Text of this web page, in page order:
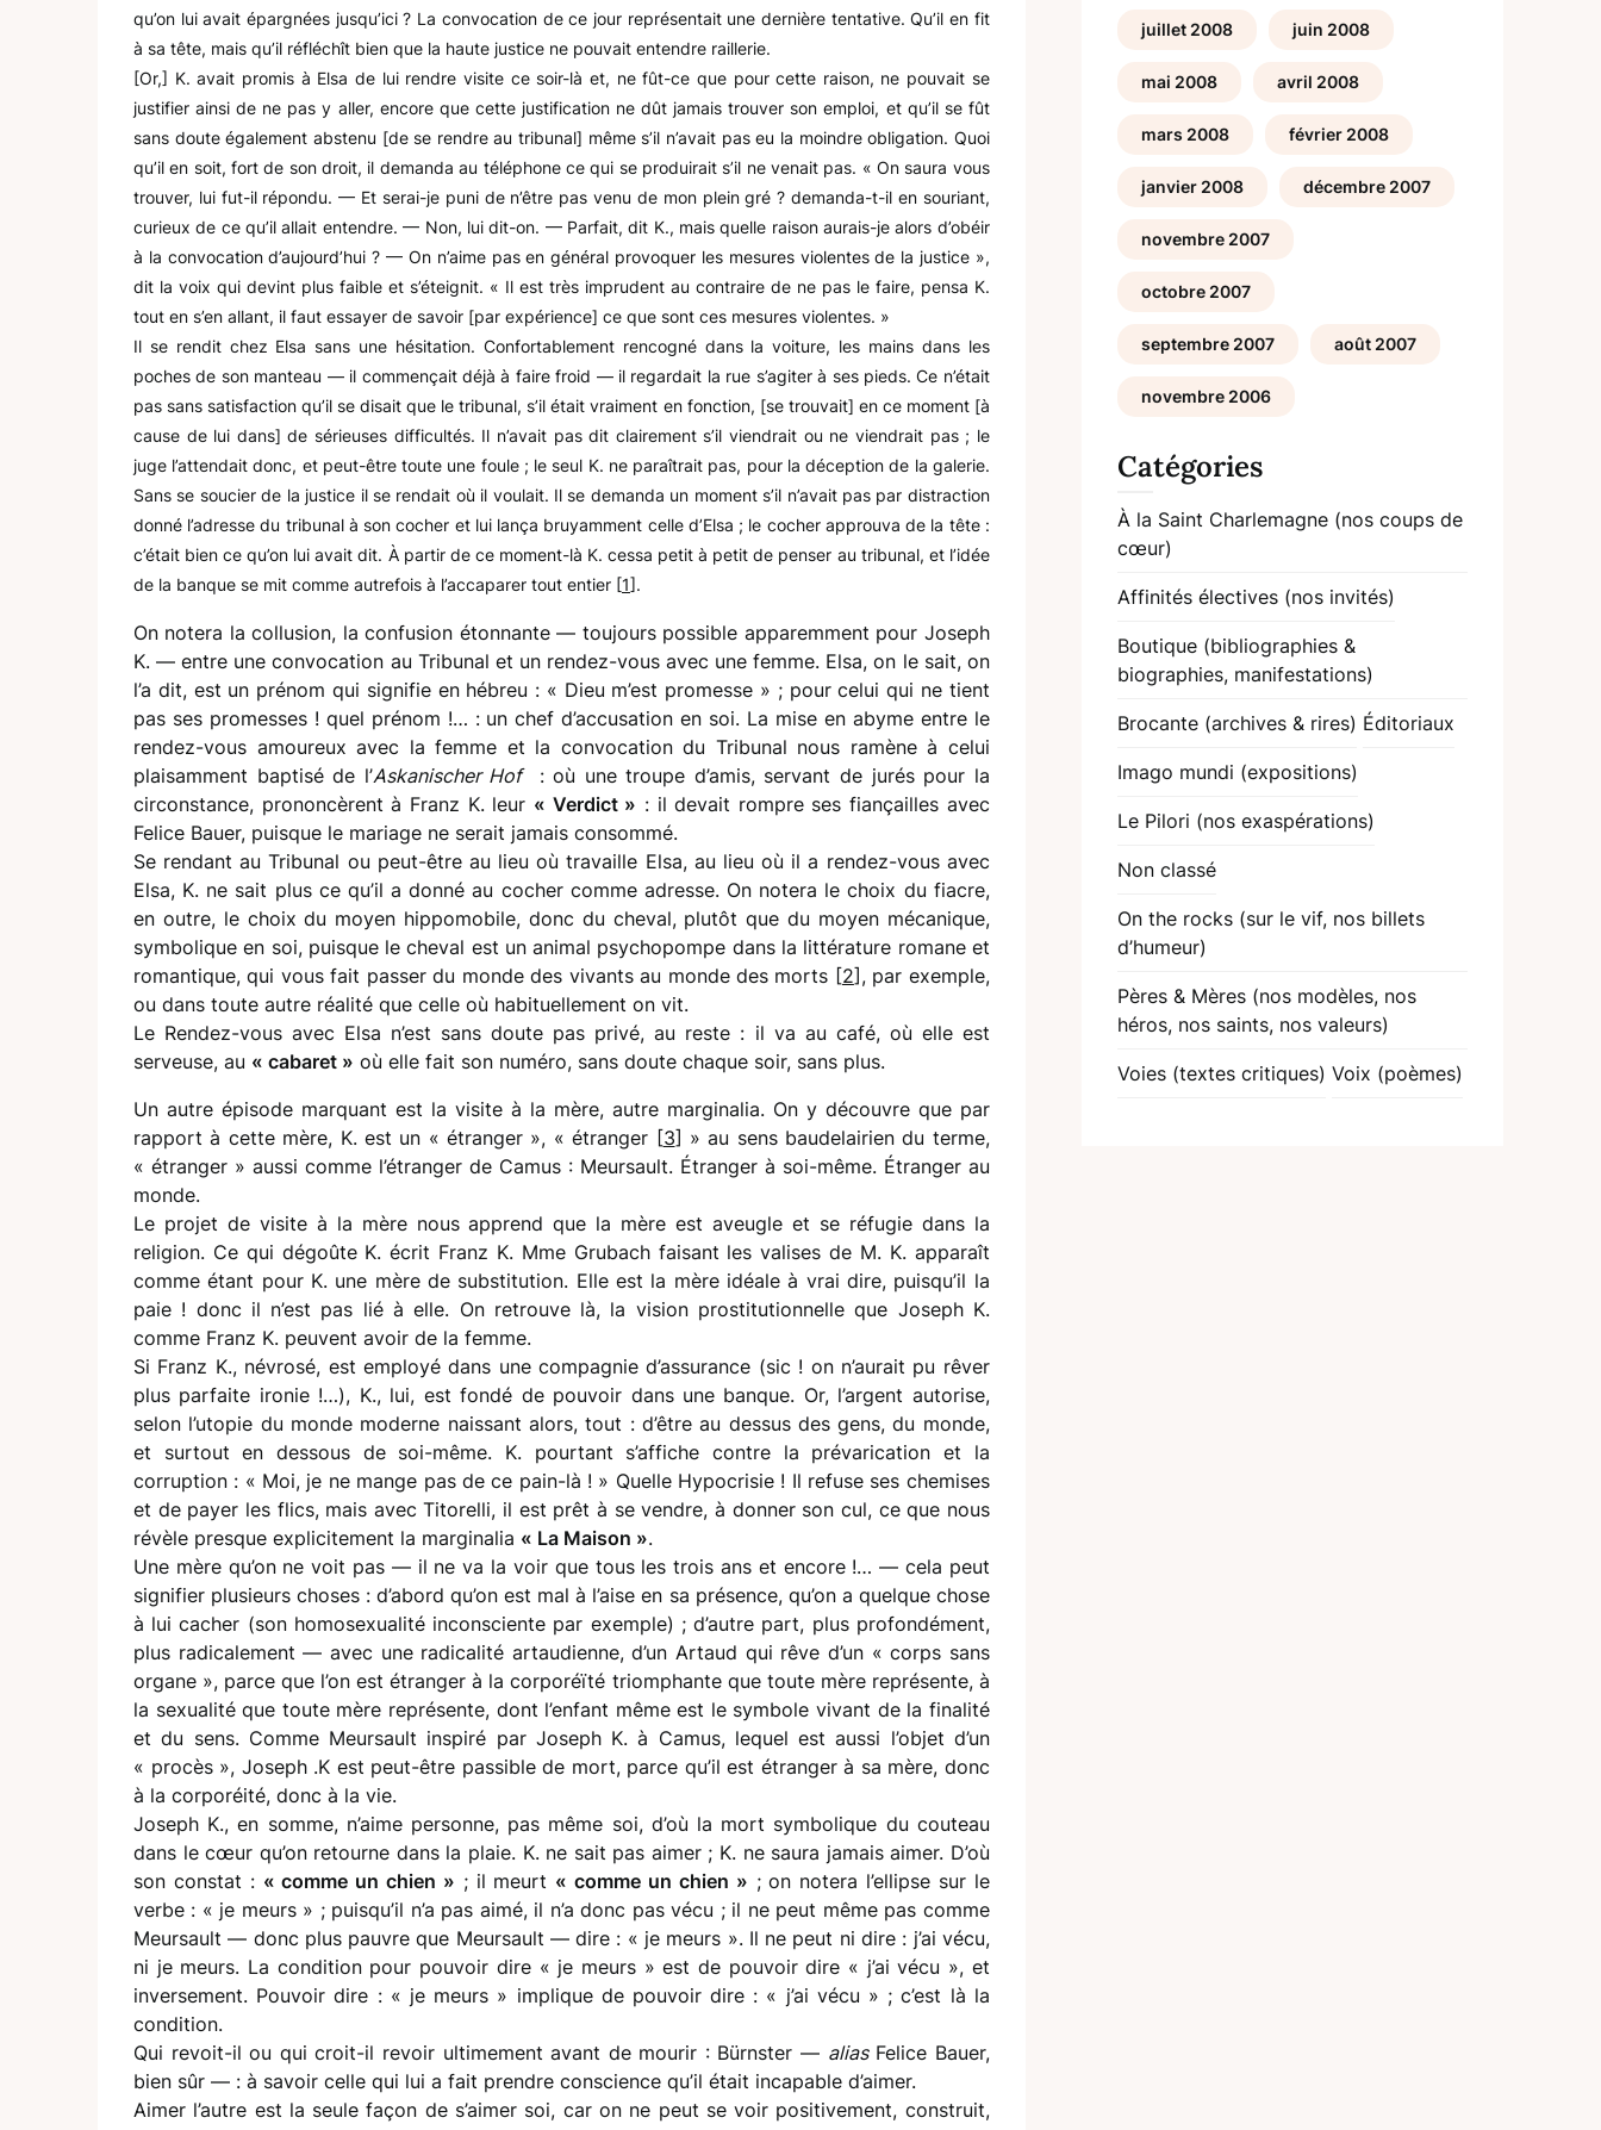
qu’on lui avait épargnées jusqu’ici ? La convocation de ce jour représentait une dernière tentative. Qu’il en fit
à sa tête, mais qu’il réfléchît bien que la haute justice ne pouvait entendre raillerie.
[Or,] K. avait promis à Elsa de lui rendre visite ce soir-là et, ne fût-ce que pour cette raison, ne pouvait se
justifier ainsi de ne pas y aller, encore que cette justification ne dût jamais trouver son emploi, et qu’il se fût
sans doute également abstenu [de se rendre au tribunal] même s’il n’avait pas eu la moindre obligation. Quoi
qu’il en soit, fort de son droit, il demanda au téléphone ce qui se produirait s’il ne venait pas. « On saura vous
trouver, lui fut-il répondu. — Et serai-je puni de n’être pas venu de mon plein gré ? demanda-t-il en souriant,
curieux de ce qu’il allait entendre. — Non, lui dit-on. — Parfait, dit K., mais quelle raison aurais-je alors d’obéir
à la convocation d’aujourd’hui ? — On n’aime pas en général provoquer les mesures violentes de la justice »,
dit la voix qui devint plus faible et s’éteignit. « Il est très imprudent au contraire de ne pas le faire, pensa K.
tout en s’en allant, il faut essayer de savoir [par expérience] ce que sont ces mesures violentes. »
Il se rendit chez Elsa sans une hésitation. Confortablement rencogné dans la voiture, les mains dans les
poches de son manteau — il commençait déjà à faire froid — il regardait la rue s’agiter à ses pieds. Ce n’était
pas sans satisfaction qu’il se disait que le tribunal, s’il était vraiment en fonction, [se trouvait] en ce moment [à
cause de lui dans] de sérieuses difficultés. Il n’avait pas dit clairement s’il viendrait ou ne viendrait pas ; le
juge l’attendait donc, et peut-être toute une foule ; le seul K. ne paraîtrait pas, pour la déception de la galerie.
Sans se soucier de la justice il se rendait où il voulait. Il se demanda un moment s’il n’avait pas par distraction
donné l’adresse du tribunal à son cocher et lui lança bruyamment celle d’Elsa ; le cocher approuva de la tête :
c’était bien ce qu’on lui avait dit. À partir de ce moment-là K. cessa petit à petit de penser au tribunal, et l’idée
de la banque se mit comme autrefois à l’accaparer tout entier [1].
On notera la collusion, la confusion étonnante — toujours possible apparemment pour Joseph
K. — entre une convocation au Tribunal et un rendez-vous avec une femme. Elsa, on le sait, on
l’a dit, est un prénom qui signifie en hébreu : « Dieu m’est promesse » ; pour celui qui ne tient
pas ses promesses ! quel prénom !… : un chef d’accusation en soi. La mise en abyme entre le
rendez-vous amoureux avec la femme et la convocation du Tribunal nous ramène à celui
plaisamment baptisé de l’Askanischer Hof
: où une troupe d’amis, servant de jurés pour la
circonstance, prononcèrent à Franz K. leur « Verdict » : il devait rompre ses fiançailles avec
Felice Bauer, puisque le mariage ne serait jamais consommé.
Se rendant au Tribunal ou peut-être au lieu où travaille Elsa, au lieu où il a rendez-vous avec
Elsa, K. ne sait plus ce qu’il a donné au cocher comme adresse. On notera le choix du fiacre,
en outre, le choix du moyen hippomobile, donc du cheval, plutôt que du moyen mécanique,
symbolique en soi, puisque le cheval est un animal psychopompe dans la littérature romane et
romantique, qui vous fait passer du monde des vivants au monde des morts [2], par exemple,
ou dans toute autre réalité que celle où habituellement on vit.
Le Rendez-vous avec Elsa n’est sans doute pas privé, au reste : il va au café, où elle est
serveuse, au « cabaret » où elle fait son numéro, sans doute chaque soir, sans plus.
Un autre épisode marquant est la visite à la mère, autre marginalia. On y découvre que par
rapport à cette mère, K. est un « étranger », « étranger [3] » au sens baudelairien du terme,
« étranger » aussi comme l’étranger de Camus : Meursault. Étranger à soi-même. Étranger au
monde.
Le projet de visite à la mère nous apprend que la mère est aveugle et se réfugie dans la
religion. Ce qui dégoûte K. écrit Franz K. Mme Grubach faisant les valises de M. K. apparaît
comme étant pour K. une mère de substitution. Elle est la mère idéale à vrai dire, puisqu’il la
paie ! donc il n’est pas lié à elle. On retrouve là, la vision prostitutionnelle que Joseph K.
comme Franz K. peuvent avoir de la femme.
Si Franz K., névrosé, est employé dans une compagnie d’assurance (sic ! on n’aurait pu rêver
plus parfaite ironie !…), K., lui, est fondé de pouvoir dans une banque. Or, l’argent autorise,
selon l’utopie du monde moderne naissant alors, tout : d’être au dessus des gens, du monde,
et surtout en dessous de soi-même. K. pourtant s’affiche contre la prévarication et la
corruption : « Moi, je ne mange pas de ce pain-là ! » Quelle Hypocrisie ! Il refuse ses chemises
et de payer les flics, mais avec Titorelli, il est prêt à se vendre, à donner son cul, ce que nous
révèle presque explicitement la marginalia « La Maison ».
Une mère qu’on ne voit pas — il ne va la voir que tous les trois ans et encore !… — cela peut
signifier plusieurs choses : d’abord qu’on est mal à l’aise en sa présence, qu’on a quelque chose
à lui cacher (son homosexualité inconsciente par exemple) ; d’autre part, plus profondément,
plus radicalement — avec une radicalité artaudienne, d’un Artaud qui rêve d’un « corps sans
organe », parce que l’on est étranger à la corporéïté triomphante que toute mère représente, à
la sexualité que toute mère représente, dont l’enfant même est le symbole vivant de la finalité
et du sens. Comme Meursault inspiré par Joseph K. à Camus, lequel est aussi l’objet d’un
« procès », Joseph .K est peut-être passible de mort, parce qu’il est étranger à sa mère, donc
à la corporéité, donc à la vie.
Joseph K., en somme, n’aime personne, pas même soi, d’où la mort symbolique du couteau
dans le cœur qu’on retourne dans la plaie. K. ne sait pas aimer ; K. ne saura jamais aimer. D’où
son constat : « comme un chien » ; il meurt « comme un chien » ; on notera l’ellipse sur le
verbe : « je meurs » ; puisqu’il n’a pas aimé, il n’a donc pas vécu ; il ne peut même pas comme
Meursault — donc plus pauvre que Meursault — dire : « je meurs ». Il ne peut ni dire : j’ai vécu,
ni je meurs. La condition pour pouvoir dire « je meurs » est de pouvoir dire « j’ai vécu », et
inversement. Pouvoir dire : « je meurs » implique de pouvoir dire : « j’ai vécu » ; c’est là la
condition.
Qui revoit-il ou qui croit-il revoir ultimement avant de mourir : Bürnster — aliasFelice Bauer,
bien sûr — : à savoir celle qui lui a fait prendre conscience qu’il était incapable d’aimer.
Aimer l’autre est la seule façon de s’aimer soi, car on ne peut se voir positivement, construit,
juillet 2008 juin 2008
mai 2008 avril 2008
mars 2008 février 2008
janvier 2008 décembre 2007
novembre 2007
octobre 2007
septembre 2007 août 2007
novembre 2006
Catégories
À la Saint Charlemagne (nos coups de
cœur)
Affinités électives (nos invités)
Boutique (bibliographies &
biographies, manifestations)
Brocante (archives & rires) Éditoriaux
Imago mundi (expositions)
Le Pilori (nos exaspérations)
Non classé
On the rocks (sur le vif, nos billets
d’humeur)
Pères & Mères (nos modèles, nos
héros, nos saints, nos valeurs)
Voies (textes critiques) Voix (poèmes)